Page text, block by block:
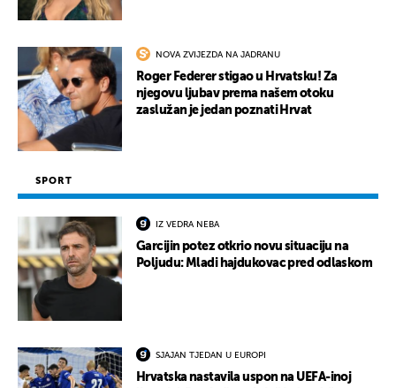
NOVA ZVIJEZDA NA JADRANU
Roger Federer stigao u Hrvatsku! Za
njegovu ljubav prema našem otoku
zaslužan je jedan poznati Hrvat
SPORT
IZ VEDRA NEBA
Garcijin potez otkrio novu situaciju na
Poljudu: Mladi hajdukovac pred odlaskom
SJAJAN TJEDAN U EUROPI
Hrvatska nastavila uspon na UEFA-inoj